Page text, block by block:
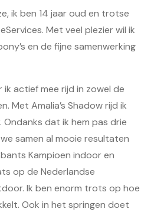
ik ben 14 jaar oud en trotse
Met veel plezier wil ik
en de fijne samenwerking
ik actief mee rijd in zowel de
Met Amalia’s Shadow rijd ik
Ondanks dat ik hem pas drie
samen al mooie resultaten
Kampioen indoor en
op de Nederlandse
Ik ben enorm trots op hoe
Ook in het springen doet